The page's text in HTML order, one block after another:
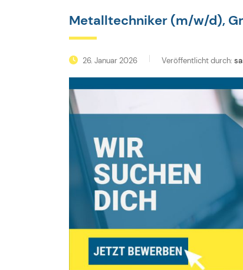
Metalltechniker (m/w/d),
26. Januar 2026 Veröffentlicht durch: